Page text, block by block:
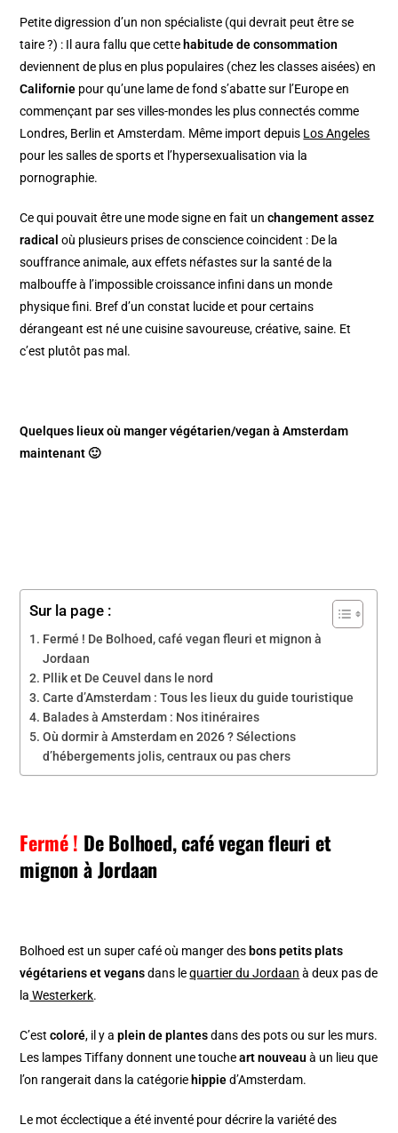
Petite digression d’un non spécialiste (qui devrait peut être se
taire ?) : Il aura fallu que cette habitude de consommation
deviennent de plus en plus populaires (chez les classes aisées) en
Californie pour qu’une lame de fond s’abatte sur l’Europe en
commençant par ses villes-mondes les plus connectés comme
Londres, Berlin et Amsterdam. Même import depuis Los Angeles
pour les salles de sports et l’hypersexualisation via la
pornographie.
Ce qui pouvait être une mode signe en fait unchangement assez
radicaloù plusieurs prises de conscience coincident : De la
souffrance animale, aux effets néfastes sur la santé de la
malbouffe à l’impossible croissance infini dans un monde
physique fini. Bref d’un constat lucide et pour certains
dérangeant est né une cuisine savoureuse, créative, saine. Et
c’est plutôt pas mal.
Quelques lieux où manger végétarien/vegan à Amsterdam
maintenant 🙂
Sur la page :
Fermé ! De Bolhoed, café vegan fleuri et mignon à
Jordaan
Pllik et De Ceuvel dans le nord
Carte d’Amsterdam : Tous les lieux du guide touristique
Balades à Amsterdam : Nos itinéraires
Où dormir à Amsterdam en 2026 ? Sélections
d’hébergements jolis, centraux ou pas chers
Fermé ! De Bolhoed, café vegan fleuri et
mignon à Jordaan
Bolhoed est un super café où manger des bons petits plats
végétariens et vegansdans lequartier du Jordaan à deux pas de
la Westerkerk.
C’estcoloré, il y aplein de plantesdans des pots ou sur les murs.
Les lampes Tiffany donnent une toucheart nouveau à un lieu que
l’on rangerait dans la catégorie hippied’Amsterdam.
Le mot écclectique a été inventé pour décrire la variété des